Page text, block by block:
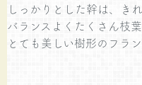
しっかりとした幹は、き
バランスよくたくさん枝葉
とても美しい樹形のフラ